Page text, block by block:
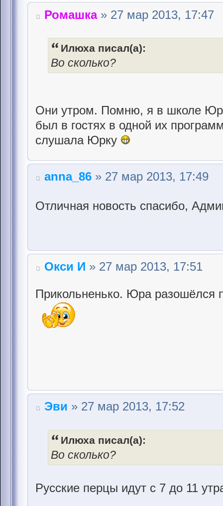
Ромашка» 27 мар 2013, 17:47
Илюха писал(а):
Во сколько?
Они утром. Помню, я в школе
был в гостях в одной их
слушала Юрку
anna_86 » 27 мар 2013, 17:49
Отличная новость спасибо,
Окси И » 27 мар 2013, 17:51
Прикольненько. Юра
Эви » 27 мар 2013, 17:52
Илюха писал(а):
Во сколько?
Русские перцы идут с 7 до 11